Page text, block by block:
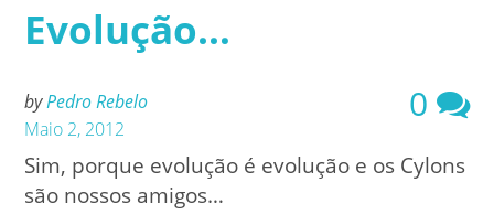
Evolução…
byPedro Rebelo
Maio 2, 2012
0
Sim, porque evolução é evolução e os Cylons
são nossos amigos…